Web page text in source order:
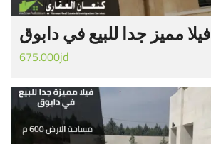
فيلا مميز جدا للبيع في دابوق
675.000jd